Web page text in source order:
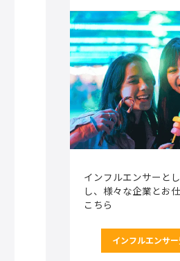
インフルエンサーと
し、様々な企業とお
こちら
インフルエンサ